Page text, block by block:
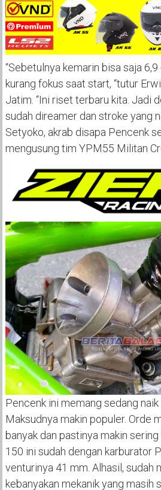
“Sebetulnya kemarin bisa saja
kurang fokus saat start, “tutur
Jatim. “Ini riset terbaru kita. Jadi
sudah direamer dan stroke yang
Setyoko, akrab disapa Pencenk
mengusung tim YPM55 Militan
Pencenk ini memang sedang naik
Maksudnya makin populer. Orde
banyak dan pastinya makin
150 ini sudah dengan karburator
venturinya 41 mm. Alhasil, sudah
kebanyakan mekanik yang masih